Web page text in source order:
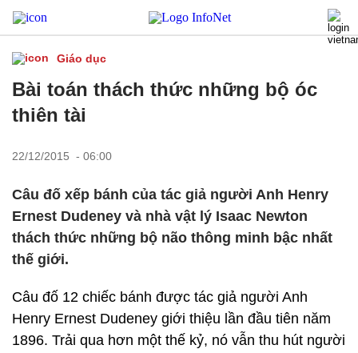
Giáo dục
Bài toán thách thức những bộ óc
thiên tài
22/12/2015 - 06:00
Câu đố xếp bánh của tác giả người Anh Henry
Ernest Dudeney và nhà vật lý Isaac Newton
thách thức những bộ não thông minh bậc nhất
thế giới.
Câu đố 12 chiếc bánh được tác giả người Anh
Henry Ernest Dudeney giới thiệu lần đầu tiên năm
1896. Trải qua hơn một thế kỷ, nó vẫn thu hút người